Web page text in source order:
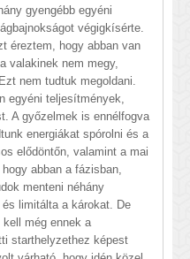
gyengébb egyéni
végigkísérte.
éreztem, hogy abban van
valakinek nem megy,
nem tudtuk megoldani.
egyéni teljesítmények,
A győzelmek is ennélfogva
energiákat spórolni és a
elődöntőn, valamint a mai
abban a fázisban,
menteni néhány
limitálta a károkat. De
még ennek a
starthelyzethez képest